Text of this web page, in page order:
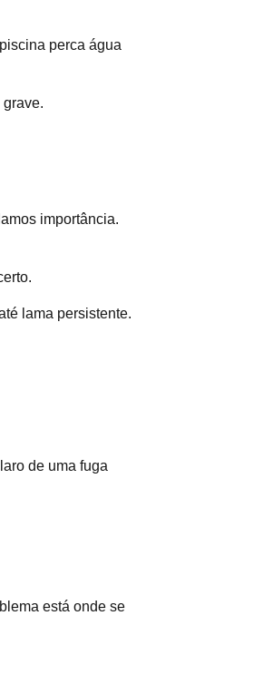
perca água
importância.
lama persistente.
de uma fuga
está onde se